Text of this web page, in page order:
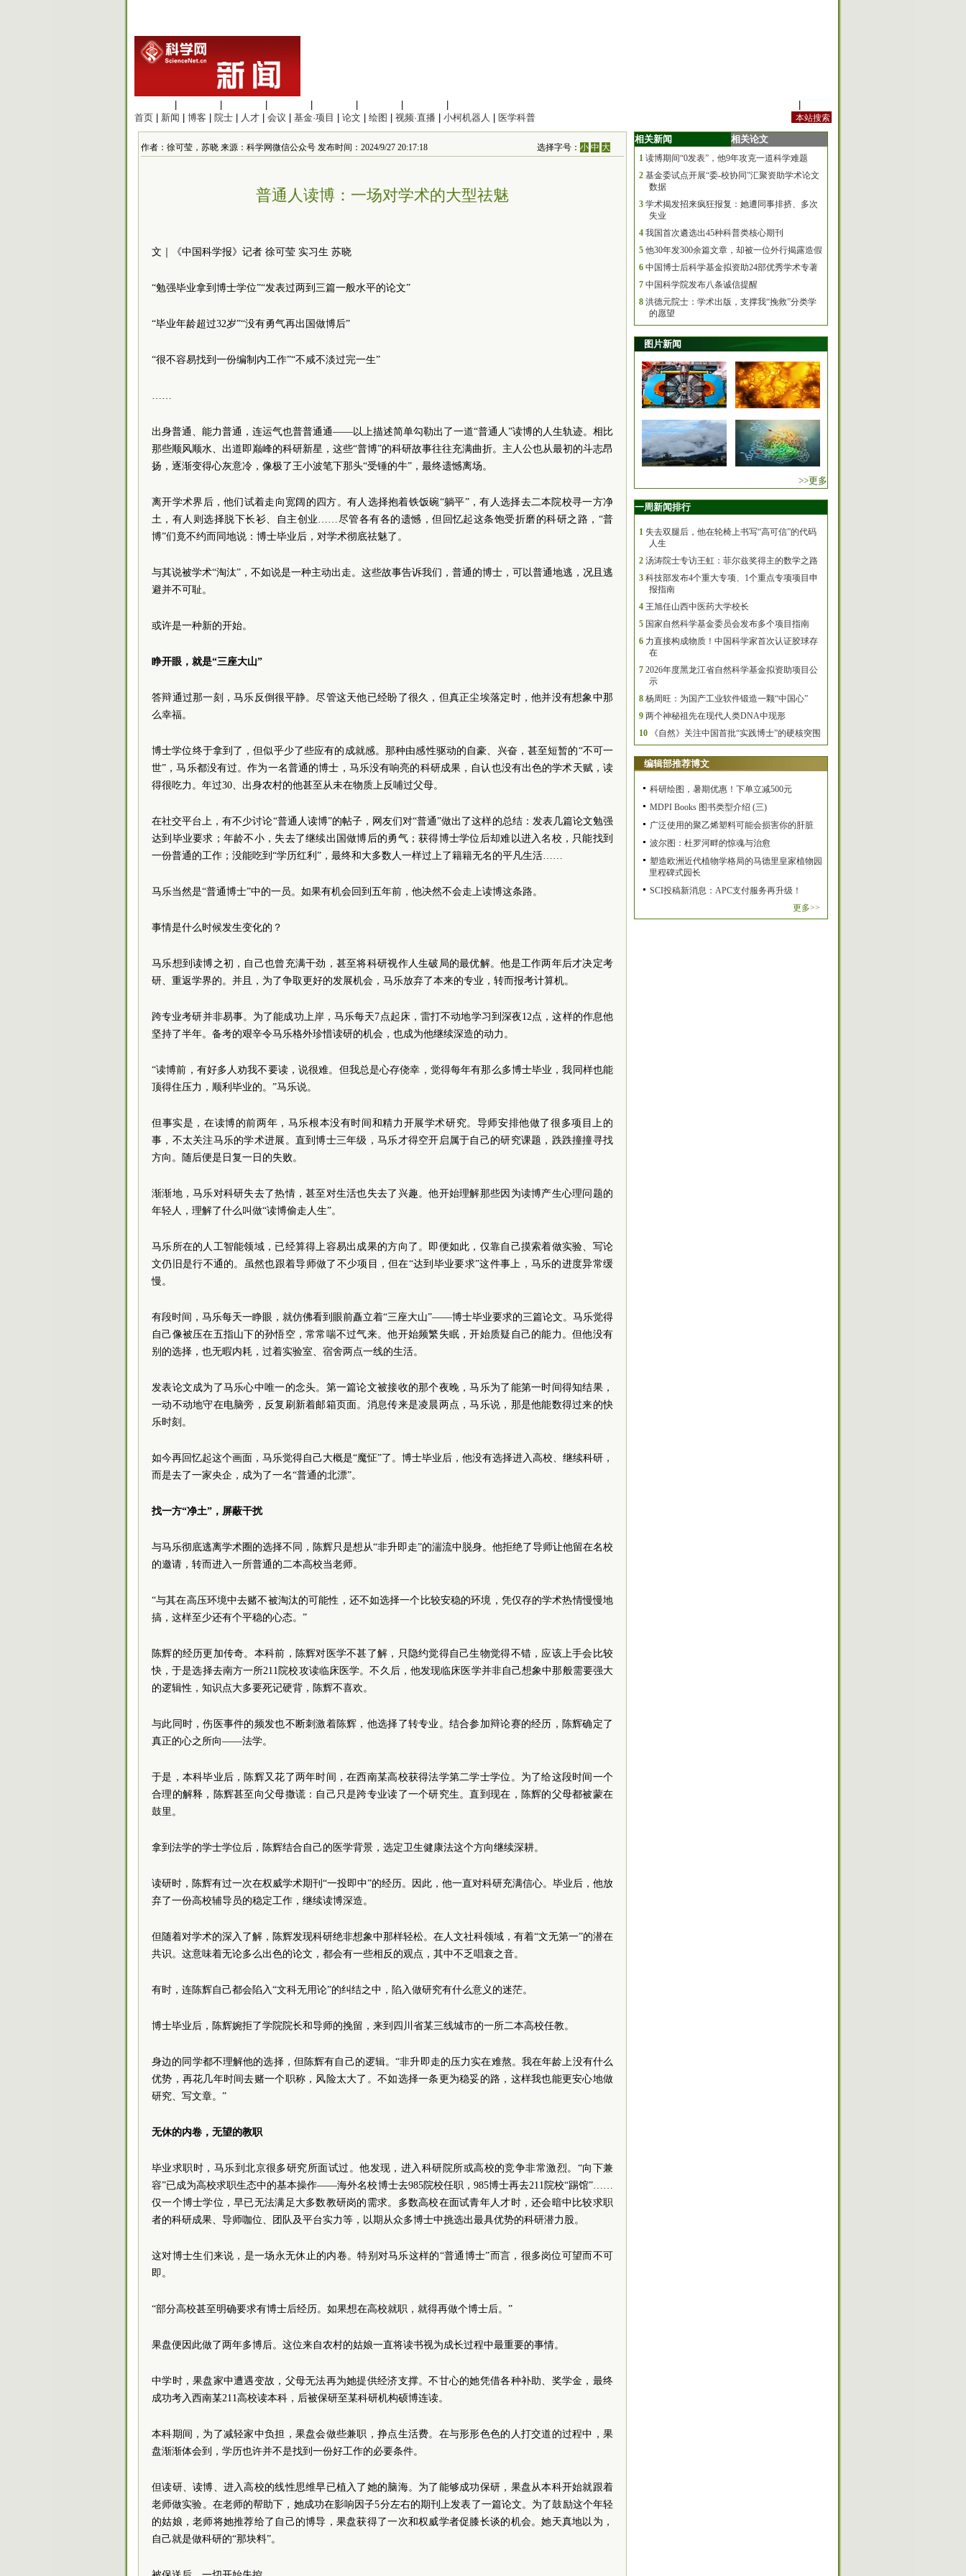
首页
新闻 博客 院士 人才 会议 基金·项目 论文 绘图 视频·直播 小柯机器人 医学科普
作者：徐可莹，苏晓 来源：科学网微信公众号 发布时间：2024/9/27 20:17:18 选择字号：小 中 大
普通人读博：一场对学术的大型祛魅
文｜《中国科学报》记者 徐可莹 实习生 苏晓
“勉强毕业拿到博士学位”“发表过两到三篇一般水平的论文”
“毕业年龄超过32岁”“没有勇气再出国做博后”
“很不容易找到一份编制内工作”“不咸不淡过完一生”
……
出身普通、能力普通，连运气也普普通通——以上描述简单勾勒出了一道“普通人”读博的人生轨迹。相比
那些顺风顺水、出道即巅峰的科研新星，这些“普博”的科研故事往往充满曲折。主人公也从最初的斗志昂
扬，逐渐变得心灰意冷，像极了王小波笔下那头“受锤的牛”，最终遗憾离场。
离开学术界后，他们试着走向宽阔的四方。有人选择抱着铁饭碗“躺平”，有人选择去二本院校寻一方净
土，有人则选择脱下长衫、自主创业……尽管各有各的遗憾，但回忆起这条饱受折磨的科研之路，“普
博”们竟不约而同地说：博士毕业后，对学术彻底祛魅了。
与其说被学术“淘汰”，不如说是一种主动出走。这些故事告诉我们，普通的博士，可以普通地逃，况且逃
避并不可耻。
或许是一种新的开始。
睁开眼，就是“三座大山”
答辩通过那一刻，马乐反倒很平静。尽管这天他已经盼了很久，但真正尘埃落定时，他并没有想象中那
么幸福。
博士学位终于拿到了，但似乎少了些应有的成就感。那种由感性驱动的自豪、兴奋，甚至短暂的“不可一
世”，马乐都没有过。作为一名普通的博士，马乐没有响亮的科研成果，自认也没有出色的学术天赋，读
得很吃力。年过30、出身农村的他甚至从未在物质上反哺过父母。
在社交平台上，有不少讨论“普通人读博”的帖子，网友们对“普通”做出了这样的总结：发表几篇论文勉强
达到毕业要求；年龄不小，失去了继续出国做博后的勇气；获得博士学位后却难以进入名校，只能找到
一份普通的工作；没能吃到“学历红利”，最终和大多数人一样过上了籍籍无名的平凡生活……
马乐当然是“普通博士”中的一员。如果有机会回到五年前，他决然不会走上读博这条路。
事情是什么时候发生变化的？
马乐想到读博之初，自己也曾充满干劲，甚至将科研视作人生破局的最优解。他是工作两年后才决定考
研、重返学界的。并且，为了争取更好的发展机会，马乐放弃了本来的专业，转而报考计算机。
跨专业考研并非易事。为了能成功上岸，马乐每天7点起床，雷打不动地学习到深夜12点，这样的作息他
坚持了半年。备考的艰辛令马乐格外珍惜读研的机会，也成为他继续深造的动力。
“读博前，有好多人劝我不要读，说很难。但我总是心存侥幸，觉得每年有那么多博士毕业，我同样也能
顶得住压力，顺利毕业的。”马乐说。
但事实是，在读博的前两年，马乐根本没有时间和精力开展学术研究。导师安排他做了很多项目上的
事，不太关注马乐的学术进展。直到博士三年级，马乐才得空开启属于自己的研究课题，跌跌撞撞寻找
方向。随后便是日复一日的失败。
渐渐地，马乐对科研失去了热情，甚至对生活也失去了兴趣。他开始理解那些因为读博产生心理问题的
年轻人，理解了什么叫做“读博偷走人生”。
马乐所在的人工智能领域，已经算得上容易出成果的方向了。即便如此，仅靠自己摸索着做实验、写论
文仍旧是行不通的。虽然也跟着导师做了不少项目，但在“达到毕业要求”这件事上，马乐的进度异常缓
慢。
有段时间，马乐每天一睁眼，就仿佛看到眼前矗立着“三座大山”——博士毕业要求的三篇论文。马乐觉得
自己像被压在五指山下的孙悟空，常常喘不过气来。他开始频繁失眠，开始质疑自己的能力。但他没有
别的选择，也无暇内耗，过着实验室、宿舍两点一线的生活。
发表论文成为了马乐心中唯一的念头。第一篇论文被接收的那个夜晚，马乐为了能第一时间得知结果，
一动不动地守在电脑旁，反复刷新着邮箱页面。消息传来是凌晨两点，马乐说，那是他能数得过来的快
乐时刻。
如今再回忆起这个画面，马乐觉得自己大概是“魔怔”了。博士毕业后，他没有选择进入高校、继续科研，
而是去了一家央企，成为了一名“普通的北漂”。
找一方“净土”，屏蔽干扰
与马乐彻底逃离学术圈的选择不同，陈辉只是想从“非升即走”的湍流中脱身。他拒绝了导师让他留在名校
的邀请，转而进入一所普通的二本高校当老师。
“与其在高压环境中去赌不被淘汰的可能性，还不如选择一个比较安稳的环境，凭仅存的学术热情慢慢地
搞，这样至少还有个平稳的心态。”
陈辉的经历更加传奇。本科前，陈辉对医学不甚了解，只隐约觉得自己生物觉得不错，应该上手会比较
快，于是选择去南方一所211院校攻读临床医学。不久后，他发现临床医学并非自己想象中那般需要强大
的逻辑性，知识点大多要死记硬背，陈辉不喜欢。
与此同时，伤医事件的频发也不断刺激着陈辉，他选择了转专业。结合参加辩论赛的经历，陈辉确定了
真正的心之所向——法学。
于是，本科毕业后，陈辉又花了两年时间，在西南某高校获得法学第二学士学位。为了给这段时间一个
合理的解释，陈辉甚至向父母撒谎：自己只是跨专业读了一个研究生。直到现在，陈辉的父母都被蒙在
鼓里。
拿到法学的学士学位后，陈辉结合自己的医学背景，选定卫生健康法这个方向继续深耕。
读研时，陈辉有过一次在权威学术期刊“一投即中”的经历。因此，他一直对科研充满信心。毕业后，他放
弃了一份高校辅导员的稳定工作，继续读博深造。
但随着对学术的深入了解，陈辉发现科研绝非想象中那样轻松。在人文社科领域，有着“文无第一”的潜在
共识。这意味着无论多么出色的论文，都会有一些相反的观点，其中不乏唱衰之音。
有时，连陈辉自己都会陷入“文科无用论”的纠结之中，陷入做研究有什么意义的迷茫。
博士毕业后，陈辉婉拒了学院院长和导师的挽留，来到四川省某三线城市的一所二本高校任教。
身边的同学都不理解他的选择，但陈辉有自己的逻辑。“非升即走的压力实在难熬。我在年龄上没有什么
优势，再花几年时间去赌一个职称，风险太大了。不如选择一条更为稳妥的路，这样我也能更安心地做
研究、写文章。”
无休的内卷，无望的教职
毕业求职时，马乐到北京很多研究所面试过。他发现，进入科研院所或高校的竞争非常激烈。“向下兼
容”已成为高校求职生态中的基本操作——海外名校博士去985院校任职，985博士再去211院校“踢馆”……
仅一个博士学位，早已无法满足大多数教研岗的需求。多数高校在面试青年人才时，还会暗中比较求职
者的科研成果、导师咖位、团队及平台实力等，以期从众多博士中挑选出最具优势的科研潜力股。
这对博士生们来说，是一场永无休止的内卷。特别对马乐这样的“普通博士”而言，很多岗位可望而不可
即。
“部分高校甚至明确要求有博士后经历。如果想在高校就职，就得再做个博士后。”
果盘便因此做了两年多博后。这位来自农村的姑娘一直将读书视为成长过程中最重要的事情。
中学时，果盘家中遭遇变故，父母无法再为她提供经济支撑。不甘心的她凭借各种补助、奖学金，最终
成功考入西南某211高校读本科，后被保研至某科研机构硕博连读。
本科期间，为了减轻家中负担，果盘会做些兼职，挣点生活费。在与形形色色的人打交道的过程中，果
盘渐渐体会到，学历也许并不是找到一份好工作的必要条件。
但读研、读博、进入高校的线性思维早已植入了她的脑海。为了能够成功保研，果盘从本科开始就跟着
老师做实验。在老师的帮助下，她成功在影响因子5分左右的期刊上发表了一篇论文。为了鼓励这个年轻
的姑娘，老师将她推荐给了自己的博导，果盘获得了一次和权威学者促膝长谈的机会。她天真地以为，
自己就是做科研的“那块料”。
相关新闻 相关论文
1 读博期间“0发表”，他9年攻克一道科学难题
2 基金委试点开展“委-校协同”汇聚资助学术论文
数据
3 学术揭发招来疯狂报复：她遭同事排挤、多次
失业
4 我国首次遴选出45种科普类核心期刊
5 他30年发300余篇文章，却被一位外行揭露造假
6 中国博士后科学基金拟资助24部优秀学术专著
7 中国科学院发布八条诚信提醒
8 洪德元院士：学术出版，支撑我“挽救”分类学
的愿望
图片新闻
>>更多
一周新闻排行
1 失去双腿后，他在轮椅上书写“高可信”的代码
人生
2 汤涛院士专访王虹：菲尔兹奖得主的数学之路
3 科技部发布4个重大专项、1个重点专项项目申
报指南
4 王旭任山西中医药大学校长
5 国家自然科学基金委员会发布多个项目指南
6 力直接构成物质！中国科学家首次认证胶球存
在
7 2026年度黑龙江省自然科学基金拟资助项目公
示
8 杨周旺：为国产工业软件锻造一颗“中国心”
9 两个神秘祖先在现代人类DNA中现形
10
《自然》关注中国首批“实践博士”的硬核突围
编辑部推荐博文
科研绘图，暑期优惠！下单立减500元
MDPI Books 图书类型介绍 (三)
广泛使用的聚乙烯塑料可能会损害你的肝脏
波尔图：杜罗河畔的惊魂与治愈
塑造欧洲近代植物学格局的马德里皇家植物园
里程碑式园长
SCI投稿新消息：APC支付服务再升级！
更多>>